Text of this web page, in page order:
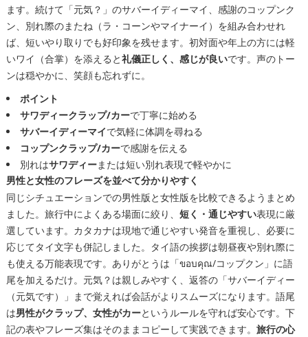
ます。続けて「元気？」のサバーイディーマイ、感謝のコップンク
ン、別れ際のまたね（ラ・コーンやマイナーイ）を組み合わせれ
ば、短いやり取りでも好印象を残せます。初対面や年上の方には軽
いワイ（合掌）を添えると礼儀正しく、感じが良いです。声のトー
ンは穏やかに、笑顔も忘れずに。
ポイント
サワディークラップ/カーで丁寧に始める
サバーイディーマイで気軽に体調を尋ねる
コップンクラップ/カーで感謝を伝える
別れはサワディーまたは短い別れ表現で軽やかに
男性と女性のフレーズを並べて分かりやすく
同じシチュエーションでの男性版と女性版を比較できるようまとめ
ました。旅行中によくある場面に絞り、 短く・通じやすい表現に厳
選しています。カタカナは現地で通じやすい発音を重視し、必要に
応じてタイ文字も併記しました。タイ語の挨拶は朝昼夜や別れ際に
も使える万能表現です。ありがとうは「ขอบคุณ/コップクン」に語
尾を加えるだけ。元気？は親しみやすく、返答の「サバーイディー
（元気です）」まで覚えれば会話がよりスムーズになります。語尾
は男性がクラップ、女性がカーというルールを守れば安心です。下
記の表やフレーズ集はそのままコピーして実践できます。 旅行の心